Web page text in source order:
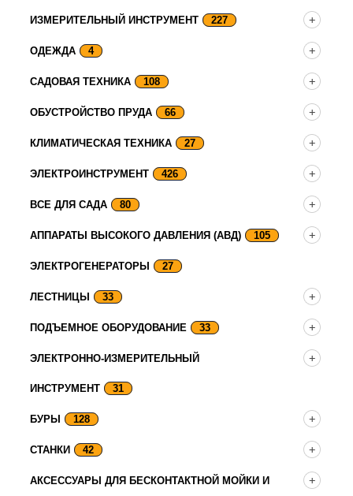
ИЗМЕРИТЕЛЬНЫЙ ИНСТРУМЕНТ 227
ОДЕЖДА 4
САДОВАЯ ТЕХНИКА 108
ОБУСТРОЙСТВО ПРУДА 66
КЛИМАТИЧЕСКАЯ ТЕХНИКА 27
ЭЛЕКТРОИНСТРУМЕНТ 426
ВСЕ ДЛЯ САДА 80
АППАРАТЫ ВЫСОКОГО ДАВЛЕНИЯ (АВД) 105
ЭЛЕКТРОГЕНЕРАТОРЫ 27
ЛЕСТНИЦЫ 33
ПОДЪЕМНОЕ ОБОРУДОВАНИЕ 33
ЭЛЕКТРОННО-ИЗМЕРИТЕЛЬНЫЙ
ИНСТРУМЕНТ 31
БУРЫ 128
СТАНКИ 42
АКСЕССУАРЫ ДЛЯ БЕСКОНТАКТНОЙ МОЙКИ И